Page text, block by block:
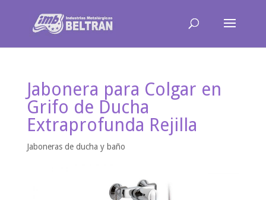
Jabonera para Colgar en
Grifo de Ducha
Extraprofunda Rejilla
Jaboneras de ducha y baño